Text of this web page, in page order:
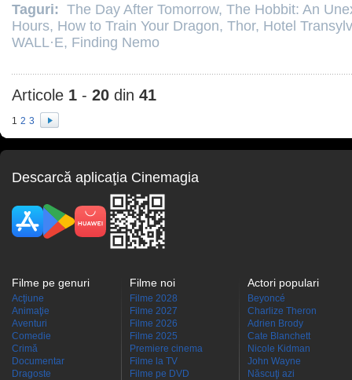
Taguri: The Day After Tomorrow, The Hobbit: An
Hours, How to Train Your Dragon, Thor, Hotel
WALL·E, Finding Nemo
Articole 1 - 20 din 41
1 2 3
Descarcă aplicaţia Cinemagia
Filme pe genuri
Acţiune
Animaţie
Aventuri
Comedie
Crimă
Documentar
Dragoste
Filme noi
Filme 2028
Filme 2027
Filme 2026
Filme 2025
Premiere cinema
Filme la TV
Filme pe DVD
Actori populari
Beyoncé
Charlize Theron
Adrien Brody
Cate Blanchett
Nicole Kidman
John Wayne
Născuţi azi